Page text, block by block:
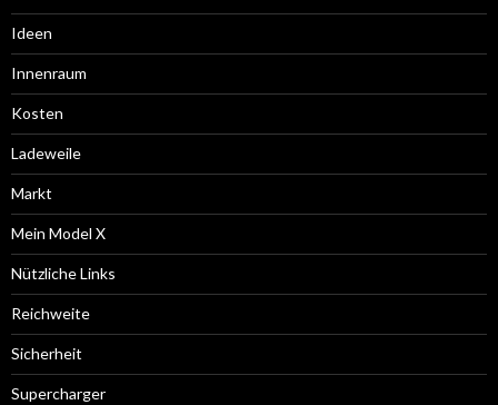
Ideen
Innenraum
Kosten
Ladeweile
Markt
Mein Model X
Nützliche Links
Reichweite
Sicherheit
Supercharger